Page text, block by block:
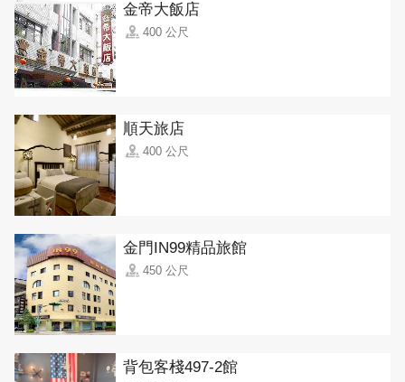
金帝大飯店
400 公尺
順天旅店
400 公尺
金門IN99精品旅館
450 公尺
背包客棧497-2館